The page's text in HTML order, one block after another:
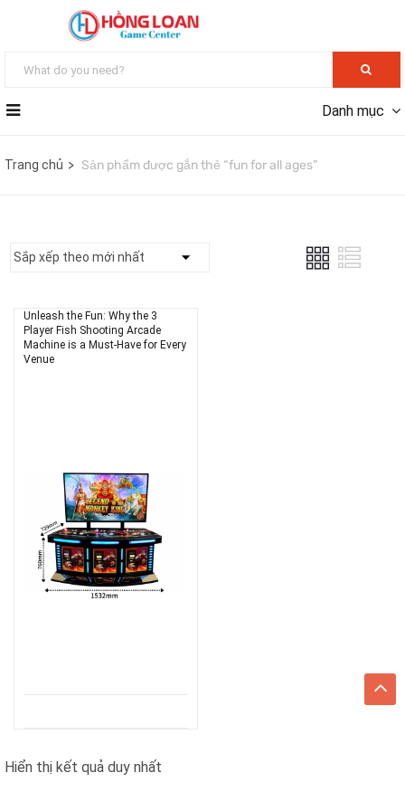
Danh mục
Trang chủ Sản phẩm được gắn thẻ “fun for all ages”
Unleash the Fun: Why the 3
Player Fish Shooting Arcade
Machine is a Must-Have for Every
Venue
Hiển thị kết quả duy nhất